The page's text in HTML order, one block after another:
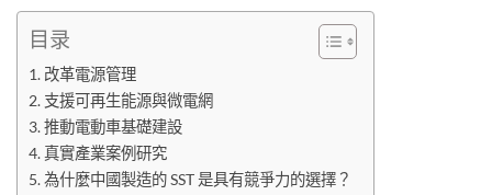
目录
改革電源管理
支援可再生能源與微電網
推動電動車基礎建設
真實產業案例研究
為什麼中國製造的 SST 是具有競爭力的選擇？